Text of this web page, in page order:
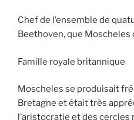
Chef de l’ensemble de
Beethoven, que Moscheles
Famille royale britannique
Moscheles se produisait
Bretagne et était très
l’aristocratie et des cercles